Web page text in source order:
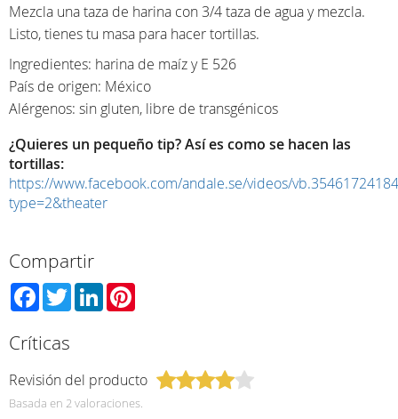
Mezcla una taza de harina con 3/4 taza de agua y mezcla.
Listo, tienes tu masa para hacer tortillas.
Ingredientes: harina de maíz y E 526
País de origen: México
Alérgenos: sin gluten, libre de transgénicos
¿Quieres un pequeño tip? Así es como se hacen las
tortillas:
https://www.facebook.com/andale.se/videos/
type=2&theater
Compartir
Facebook
TwitterLinkedIn
Críticas
Revisión del producto
Basada en 2 valoraciones.